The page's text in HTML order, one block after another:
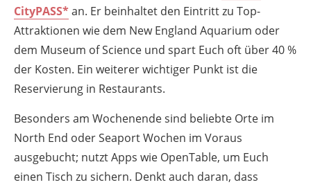
CityPASS*an. Er beinhaltet den Eintritt zu Top-
Attraktionen wie dem New England Aquarium oder
dem Museum of Science und spart Euch oft über 40 %
der Kosten. Ein weiterer wichtiger Punkt ist die
Reservierung in Restaurants.
Besonders am Wochenende sind beliebte Orte im
North End oder Seaport Wochen im Voraus
ausgebucht; nutzt Apps wie OpenTable, um Euch
einen Tisch zu sichern. Denkt auch daran, dass